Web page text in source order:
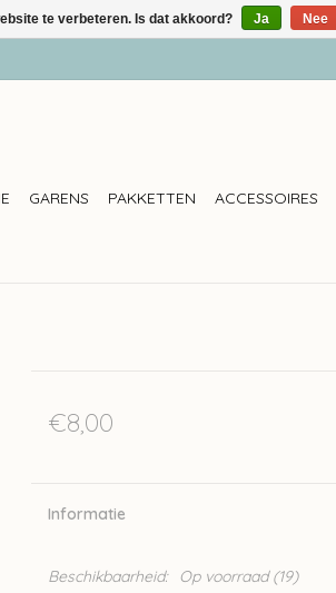
GARENS PAKKETTEN ACCESSOIRES
€8,00
Informatie
Beschikbaarheid: Op voorraad(19)
te verbeteren. Is dat akkoord? Ja Nee